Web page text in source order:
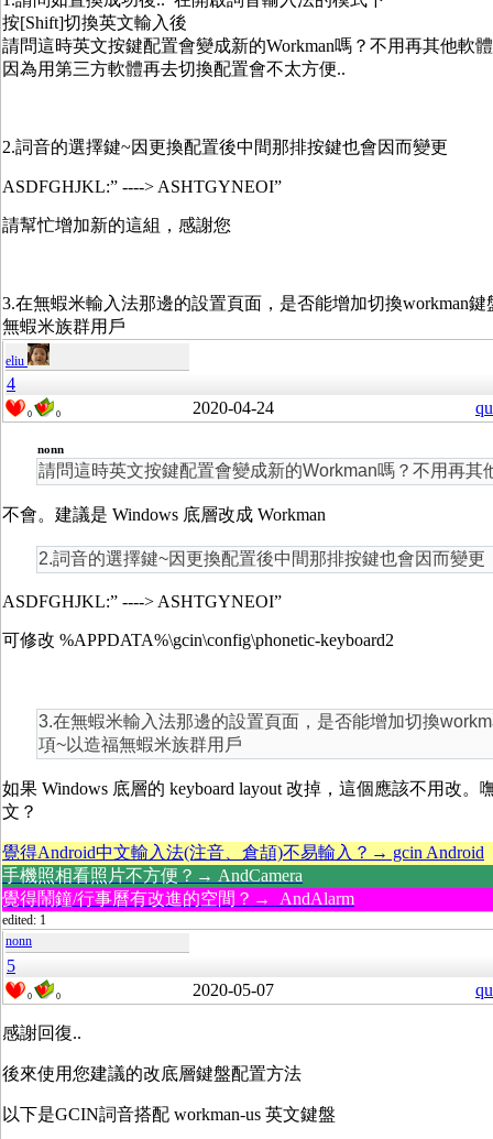
按[Shift]切換英文輸入後
請問這時英文按鍵配置會變成新的Workman嗎？不用再其他軟
因為用第三方軟體再去切換配置會不太方便..
2.詞音的選擇鍵~因更換配置後中間那排按鍵也會因而變更
ASDFGHJKL:” ----> ASHTGYNEOI”
請幫忙增加新的這組，感謝您
3.在無蝦米輸入法那邊的設置頁面，是否能增加切換workman
無蝦米族群用戶
eliu
4
0 0 2020-04-24
nonn
請問這時英文按鍵配置會變成新的Workman嗎？不用再其
不會。建議是 Windows 底層改成 Workman
2.詞音的選擇鍵~因更換配置後中間那排按鍵也會因而變更
ASDFGHJKL:” ----> ASHTGYNEOI”
可修改 %APPDATA%\gcin\config\phonetic-keyboard2
3.在無蝦米輸入法那邊的設置頁面，是否能增加切換
項~以造福無蝦米族群用戶
如果 Windows 底層的 keyboard layout 改掉，這個應該不用改。
文？
覺得Android中文輸入法(注音、倉頡)不易輸入？→ gcin Android
手機照相看照片不方便？→ AndCamera
覺得鬧鐘/行事曆有改進的空間？→ AndAlarm
edited: 1
nonn
5
0 0 2020-05-07
感謝回復..
後來使用您建議的改底層鍵盤配置方法
以下是GCIN詞音搭配 workman-us 英文鍵盤